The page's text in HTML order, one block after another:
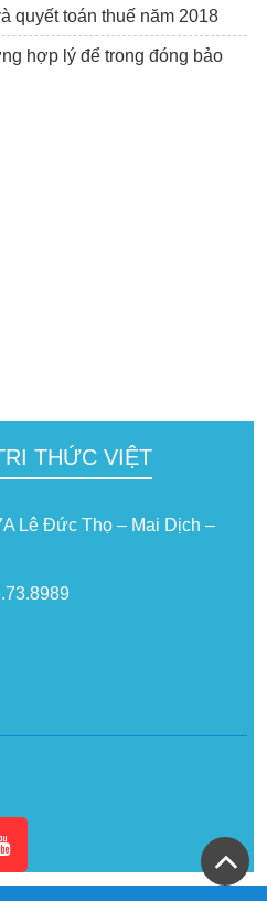
quyết toán thuế năm 2018
hợp lý để trong đóng bảo
THỨC VIỆT
Lê Đức Thọ – Mai Dịch –